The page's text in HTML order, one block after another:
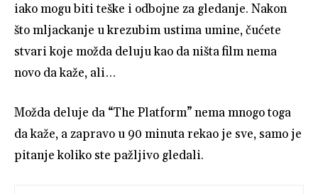
iako mogu biti teške i odbojne za gledanje. Nakon
što mljackanje u krezubim ustima umine, čućete
stvari koje možda deluju kao da ništa film nema
novo da kaže, ali…
Možda deluje da “The Platform” nema mnogo toga
da kaže, a zapravo u 90 minuta rekao je sve, samo je
pitanje koliko ste pažljivo gledali.